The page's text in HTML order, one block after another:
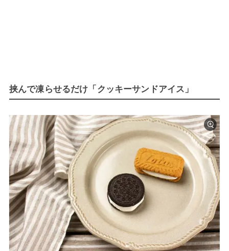
挟んで凍らせるだけ「クッキーサンドアイス」